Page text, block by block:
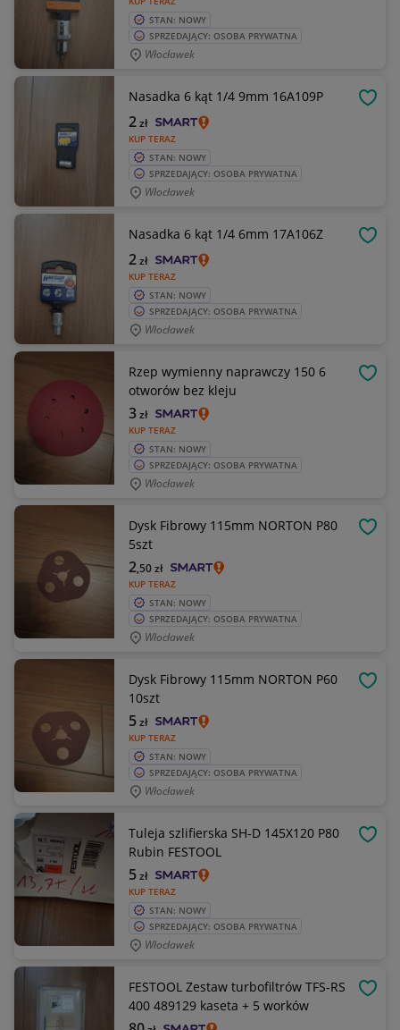
STAN: NOWY
SPRZEDAJĄCY: OSOBA PRYWATNA
Włocławek
Nasadka 6 kąt 1/4 9mm 16A109P
KUP TERAZ
2zł
STAN: NOWY
SPRZEDAJĄCY: OSOBA PRYWATNA
Włocławek
Nasadka 6 kąt 1/4 6mm 17A106Z
KUP TERAZ
2zł
STAN: NOWY
SPRZEDAJĄCY: OSOBA PRYWATNA
Włocławek
Rzep wymienny naprawczy 150 6
otworów bez kleju
KUP TERAZ
3zł
STAN: NOWY
SPRZEDAJĄCY: OSOBA PRYWATNA
Włocławek
Dysk Fibrowy 115mm NORTON P80
5szt
KUP TERAZ
2,50zł
STAN: NOWY
SPRZEDAJĄCY: OSOBA PRYWATNA
Włocławek
Dysk Fibrowy 115mm NORTON P60
10szt
KUP TERAZ
5zł
STAN: NOWY
SPRZEDAJĄCY: OSOBA PRYWATNA
Włocławek
Tuleja szlifierska SH-D 145X120 P80
Rubin FESTOOL
KUP TERAZ
5zł
STAN: NOWY
SPRZEDAJĄCY: OSOBA PRYWATNA
Włocławek
FESTOOL Zestaw turbofiltrów TFS-RS
400 489129 kaseta + 5 worków